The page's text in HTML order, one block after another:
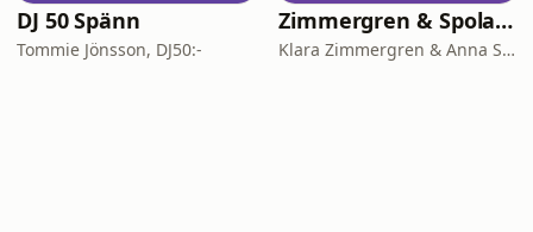
DJ 50 Spänn
Tommie Jönsson, DJ50:-
Zimmergren & Spolander
Klara Zimmergren & Anna Spolander